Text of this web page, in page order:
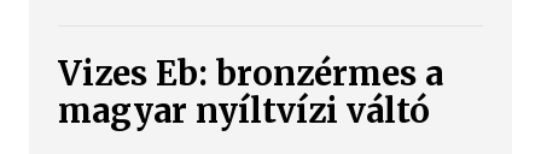
Vizes Eb: bronzérmes a
magyar nyíltvízi váltó